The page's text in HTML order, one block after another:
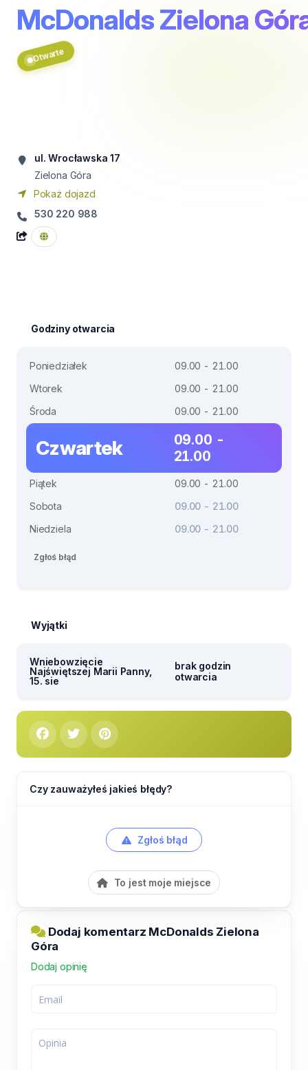
McDonalds Zielona
Otwarte
ul. Wrocławska 17
Zielona Góra
Pokaż dojazd
530 220 988
Godziny otwarcia
Poniedziałek
09.00 - 21.00
Wtorek
09.00 - 21.00
Środa
09.00 - 21.00
Czwartek
09.00 -
21.00
Piątek
09.00 - 21.00
Sobota
09.00 - 21.00
Niedziela
09.00 - 21.00
Zgłoś błąd
Wyjątki
Wniebowzięcie
Najświętszej Marii Panny,
15. sie
brak godzin
otwarcia
Czy zauważyłeś jakieś błędy?
Zgłoś błąd
To jest moje miejsce
Dodaj komentarz McDonalds Zielona
Góra
Dodaj opinię